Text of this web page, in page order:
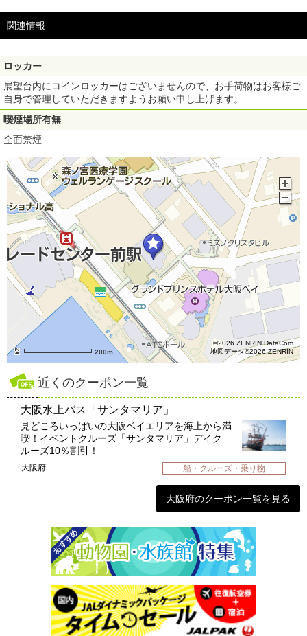
関連情報
ロッカー
展望台内にコインロッカーはございませんので、お手荷物はお客様ご
自身で管理していただきますようお願い申し上げます。
喫煙場所有無
全面禁煙
200m
©2026 ZENRIN DataCom
地図データ©2026 ZENRIN
近くのクーポン一覧
大阪水上バス「サンタマリア」
見どころいっぱいの大阪ベイエリアを海上から満
喫！イベントクルーズ「サンタマリア」デイク
ルーズ10％割引！
大阪府 船・クルーズ・乗り物
大阪府のクーポン一覧を見る